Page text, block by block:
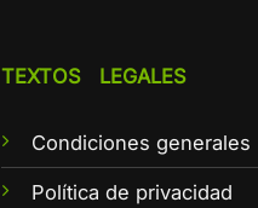
TEXTOS LEGALES
Condiciones generales
Política de privacidad